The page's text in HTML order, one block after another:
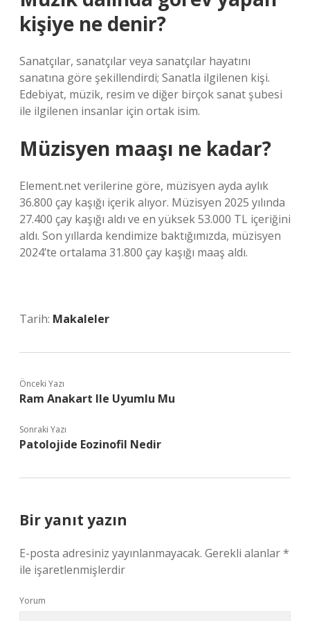
kişiye ne denir?
Sanatçılar, sanatçılar veya sanatçılar hayatını
sanatına göre şekillendirdi; Sanatla ilgilenen kişi.
Edebiyat, müzik, resim ve diğer birçok sanat şubesi
ile ilgilenen insanlar için ortak isim.
Müzisyen maaşı ne kadar?
Element.net verilerine göre, müzisyen ayda aylık
36.800 çay kaşığı içerik alıyor. Müzisyen 2025 yılında
27.400 çay kaşığı aldı ve en yüksek 53.000 TL içeriğini
aldı. Son yıllarda kendimize baktığımızda, müzisyen
2024’te ortalama 31.800 çay kaşığı maaş aldı.
Tarih: Makaleler
Önceki Yazı
Ram Anakart Ile Uyumlu Mu
Sonraki Yazı
Patolojide Eozinofil Nedir
Bir yanıt yazın
E-posta adresiniz yayınlanmayacak. Gerekli alanlar*
ile işaretlenmişlerdir
Yorum